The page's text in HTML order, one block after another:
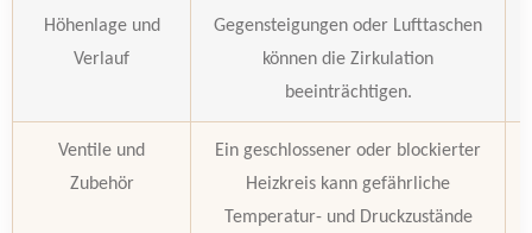
Höhenlage und
Verlauf
Gegensteigungen oder Lufttaschen
können die Zirkulation
beeinträchtigen.
Ventile und
Zubehör
Ein geschlossener oder blockierter
Heizkreis kann gefährliche
Temperatur- und Druckzustände